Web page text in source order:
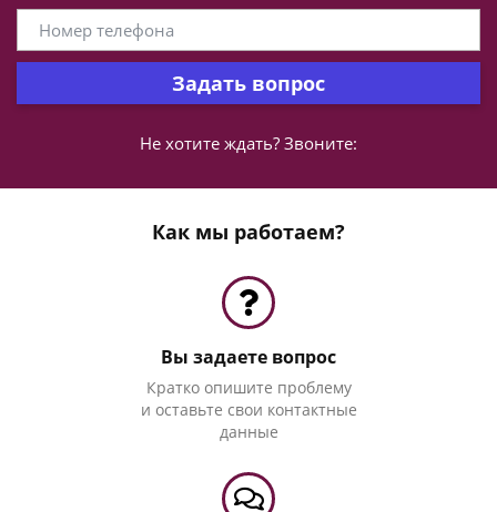
Задать вопрос
Не хотите ждать? Звоните:
Как мы работаем?
Вы задаете вопрос
Кратко опишите проблему
и оставьте свои контактные
данные